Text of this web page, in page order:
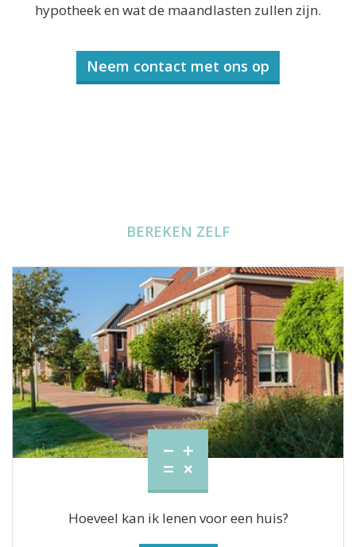
hypotheek en wat de maandlasten zullen zijn.
Neem contact met ons op
BEREKEN ZELF
Hoeveel kan ik lenen voor een huis?